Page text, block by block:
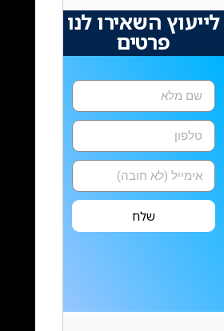
לייעוץ השאירו לנו
פרטים
שלח